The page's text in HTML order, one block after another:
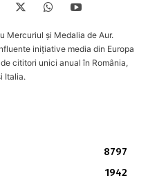
Mercuriul și Medalia de Aur.
inițiative media din Europa
cititori unici anual în România,
Italia.
8797
1942